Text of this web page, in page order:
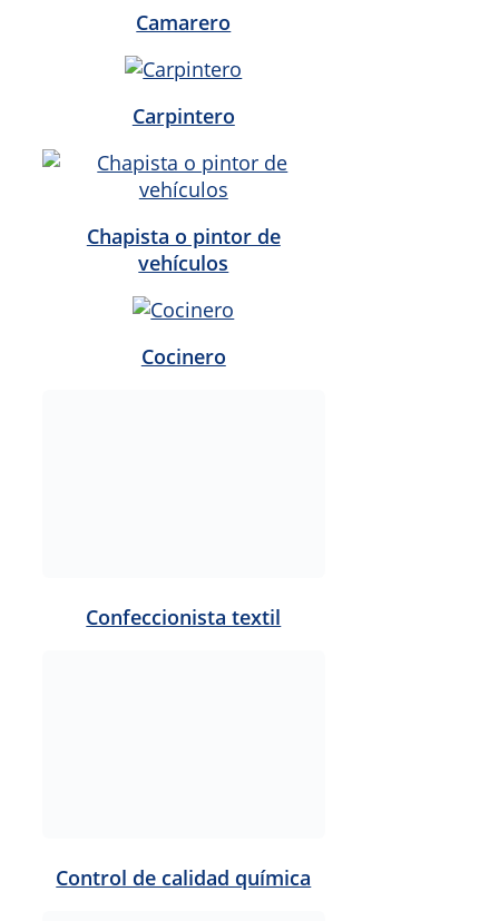
Camarero
Carpintero
Chapista o pintor de
vehículos
Cocinero